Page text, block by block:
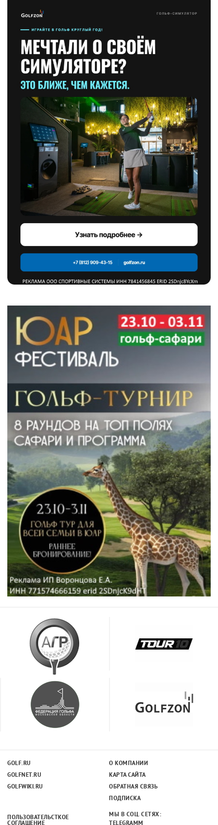
GOLF.RU
GOLFNET.RU
GOLFWIKI.RU
О КОМПАНИИ
КАРТА САЙТА
ОБРАТНАЯ СВЯЗЬ
ПОДПИСКА
ПОЛЬЗОВАТЕЛЬСТКОЕ
МЫ В СОЦ. СЕТЯХ: